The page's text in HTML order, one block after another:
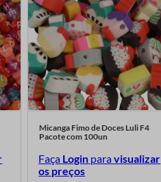
Micanga Fimo de Doces Luli F4
Pacote com 100un
Faça Login paravisualizar
os preços